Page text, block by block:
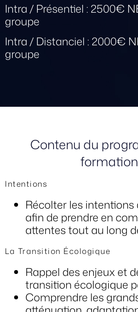
Intra / Présentiel : 2500€
groupe
Intra / Distanciel : 2000€
groupe
Contenu du
formation
Intentions
Récolter les intentions
afin de prendre en
attentes tout au long
La Transition Écologique
Rappel des enjeux et
transition écologique
Comprendre les